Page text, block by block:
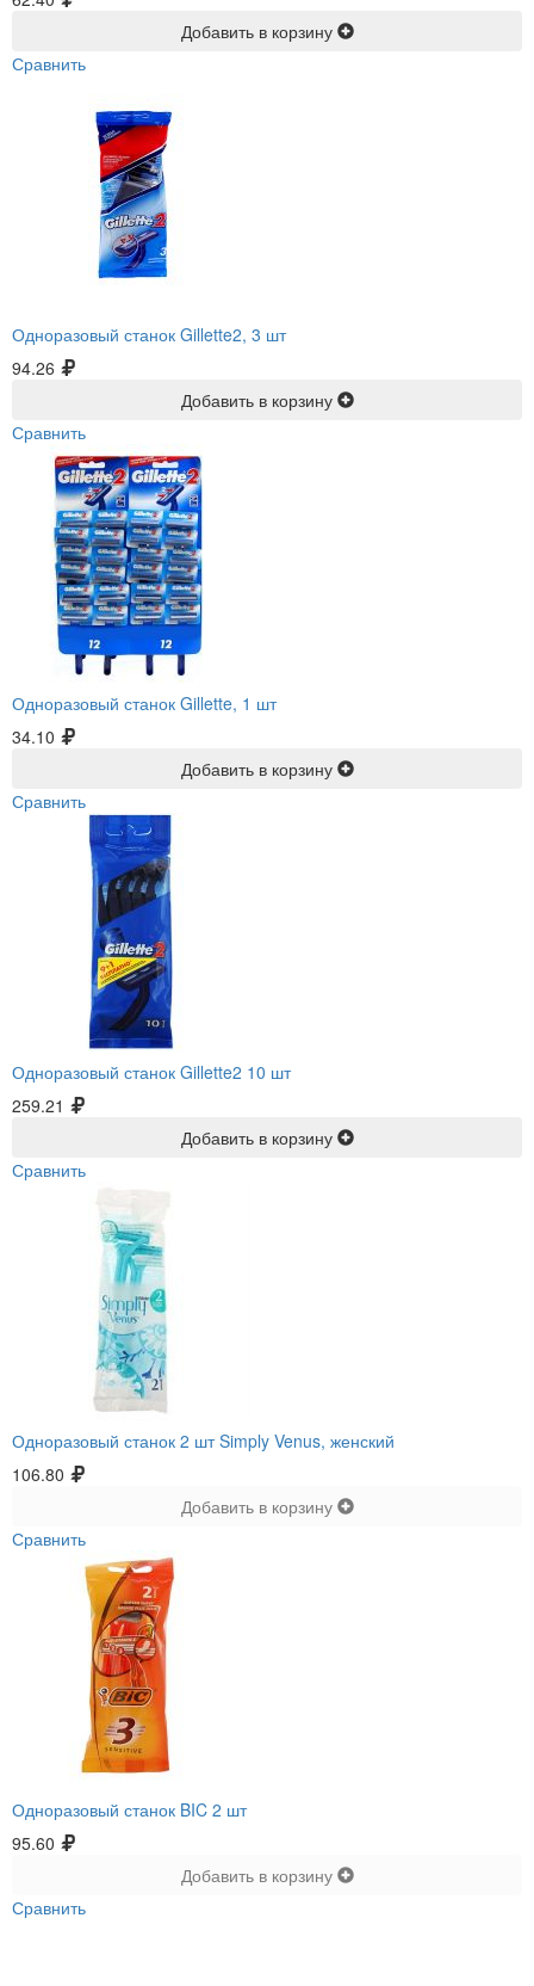
Добавить в корзину
Сравнить
Одноразовый станок Gillette2, 3 шт
94.26
Добавить в корзину
Сравнить
Одноразовый станок Gillette, 1 шт
34.10
Добавить в корзину
Сравнить
Одноразовый станок Gillette2 10 шт
259.21
Добавить в корзину
Сравнить
Одноразовый станок 2 шт Simply Venus, женский
106.80
Добавить в корзину
Сравнить
Одноразовый станок BIC 2 шт
95.60
Добавить в корзину
Сравнить